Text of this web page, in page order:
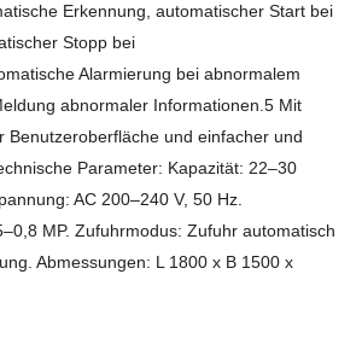
Erkennung, automatischer Start bei
Stopp bei
Alarmierung bei abnormalem
abnormaler Informationen.5 Mit
Benutzeroberfläche und einfacher und
Parameter: Kapazität: 22–30
AC 200–240 V, 50 Hz.
MP. Zufuhrmodus: Zufuhr automatisch
Abmessungen: L 1800 x B 1500 x